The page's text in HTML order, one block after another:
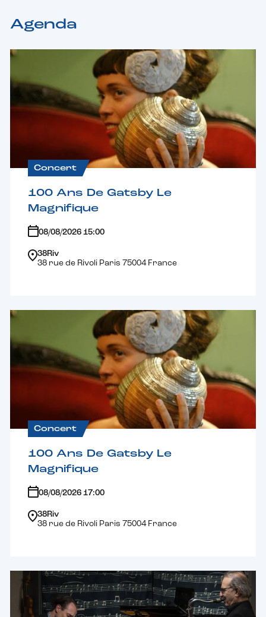
Agenda
Concert
100 Ans De Gatsby Le
Magnifique
08/08/2026 15:00
38Riv
38 rue de Rivoli Paris 75004 France
Concert
100 Ans De Gatsby Le
Magnifique
08/08/2026 17:00
38Riv
38 rue de Rivoli Paris 75004 France